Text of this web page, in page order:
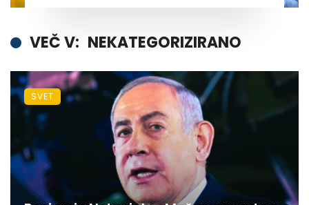
VEČ V: NEKATEGORIZIRANO
SVET